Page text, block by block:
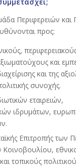
Περιφερειών και
προς:
και
και της
συνοχής.
εταιρειών,
ιδρυμάτων,
Επιτροπής των
τοπικούς